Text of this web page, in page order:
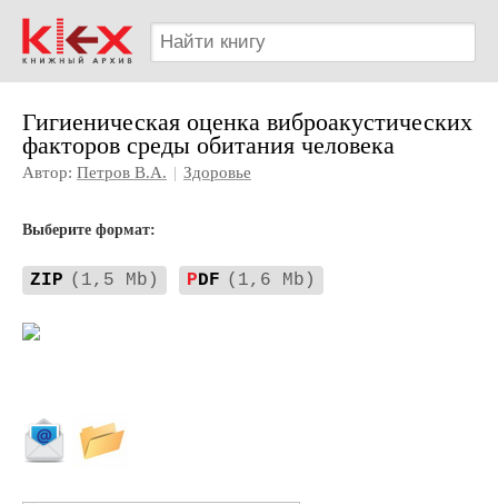
Гигиеническая оценка виброакустических
факторов среды обитания человека
Автор: Петров В.А. | Здоровье
Выберите формат:
ZIP (1,5 Mb) PDF (1,6 Mb)